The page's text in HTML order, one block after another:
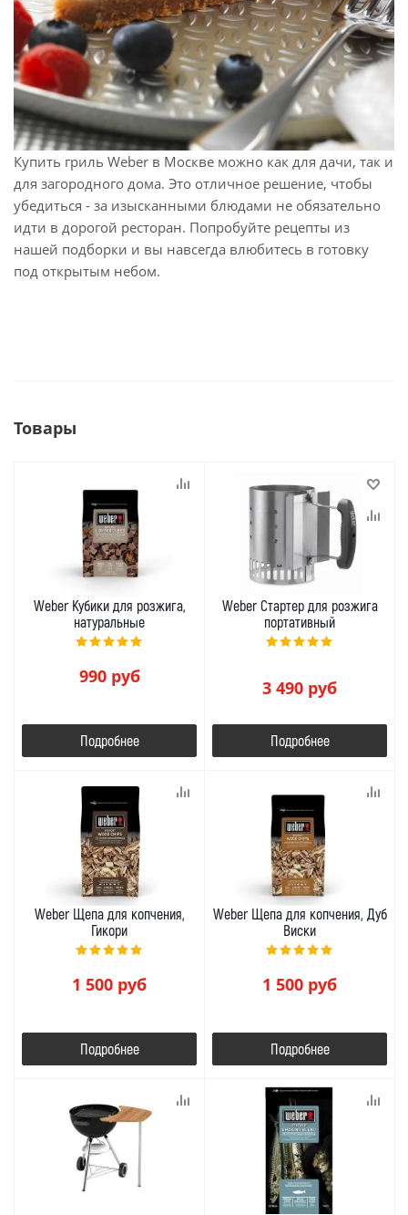
Купить гриль Weber в Москве можно как для дачи, так и
для загородного дома. Это отличное решение, чтобы
убедиться - за изысканными блюдами не обязательно
идти в дорогой ресторан. Попробуйте рецепты из
нашей подборки и вы навсегда влюбитесь в готовку
под открытым небом.
Товары
Weber Кубики для розжига,
натуральные
990руб
Подробнее
Weber Стартер для розжига
портативный
3 490 руб
Подробнее
Weber Щепа для копчения,
Гикори
1 500 руб
Подробнее
Weber Щепа для копчения, Дуб
Виски
1 500 руб
Подробнее